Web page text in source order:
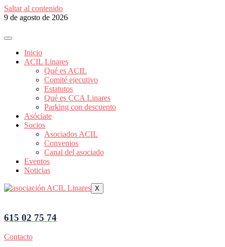
Saltar al contenido
9 de agosto de 2026
Inicio
ACIL Linares
Qué es ACIL
Comité ejecutivo
Estatutos
Qué es CCA Linares
Parking con descuento
Asóciate
Socios
Asociados ACIL
Convenios
Canal del asociado
Eventos
Noticias
X
615 02 75 74
Contacto